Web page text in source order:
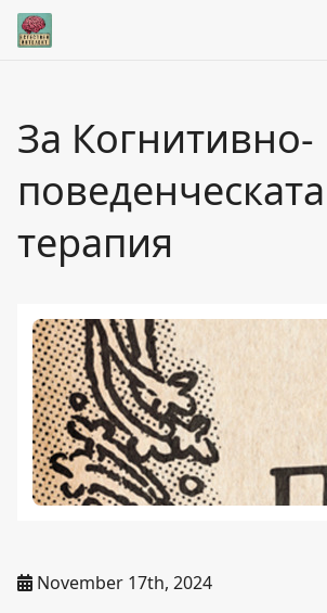
За Когнитивно-
поведенческата
терапия
November 17th, 2024